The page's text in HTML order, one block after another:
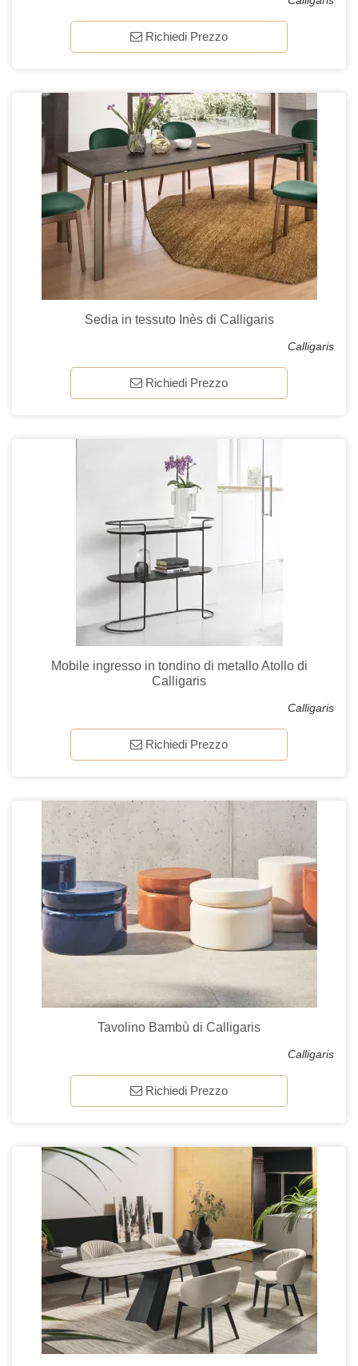
Richiedi Prezzo
Sedia in tessuto Inès di Calligaris
Calligaris
Richiedi Prezzo
Mobile ingresso in tondino di metallo Atollo di
Calligaris
Calligaris
Richiedi Prezzo
Tavolino Bambù di Calligaris
Calligaris
Richiedi Prezzo